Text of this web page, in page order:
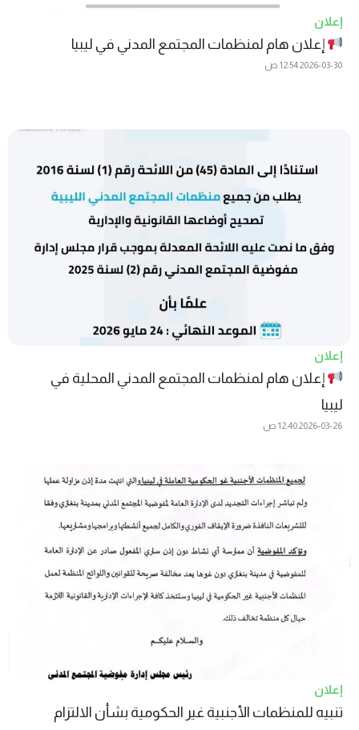
إعلان
إعلان هام لمنظمات المجتمع المدني في ليبيا
2026-03-3012:54 ص
إعلان
إعلان هام لمنظمات المجتمع المدني المحلية في
ليبيا
2026-03-2612:40 ص
إعلان
تنبيه للمنظمات الأجنبية غير الحكومية بشأن الالتزام